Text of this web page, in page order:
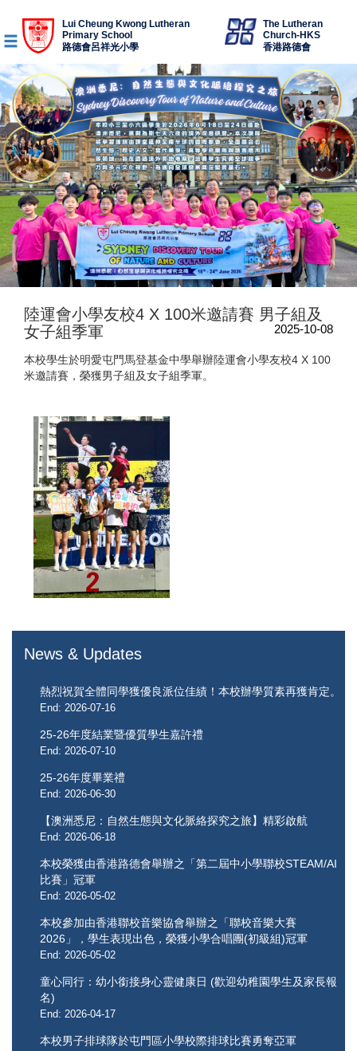
Lui Cheung Kwong Lutheran
Primary School
路德會呂祥光小學
The Lutheran
Church-HKS
香港路德會
News & Updates
熱烈祝賀全體同學獲優良派位佳績！本校辦學質素再獲肯定。
End: 2026-07-16
25-26年度結業暨優質學生嘉許禮
End: 2026-07-10
25-26年度畢業禮
End: 2026-06-30
【澳洲悉尼：自然生態與文化脈絡探究之旅】精彩啟航
End: 2026-06-18
本校榮獲由香港路德會舉辦之「第二屆中小學聯校STEAM/AI
比賽」冠軍
End: 2026-05-02
本校參加由香港聯校音樂協會舉辦之「聯校音樂大賽
2026」，學生表現出色，榮獲小學合唱團(初級組)冠軍
End: 2026-05-02
童心同行：幼小銜接身心靈健康日 (歡迎幼稚園學生及家長報
名)
End: 2026-04-17
本校男子排球隊於屯門區小學校際排球比賽勇奪亞軍
陸運會小學友校4 X 100米邀請賽 男子組及
女子組季軍
2025-10-08
本校學生於明愛屯門馬登基金中學舉辦陸運會小學友校4 X 100
米邀請賽，榮獲男子組及女子組季軍。